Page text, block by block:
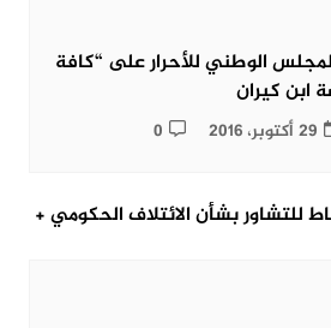
الوطني للأحرار على “كافة
ابن كيران
29 أكتوبر، 2016 0